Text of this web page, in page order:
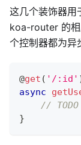
这几个装饰器用
koa-router 的相
个控制器都为异
@get ( '/:id'
async
//
}